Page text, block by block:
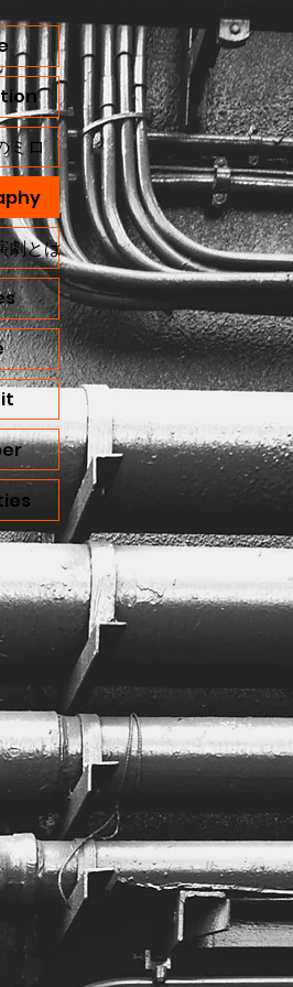
ミロ
劇とは